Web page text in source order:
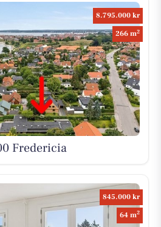
8.795.000 kr
266 m2
Fredericia
845.000 kr
64 m2